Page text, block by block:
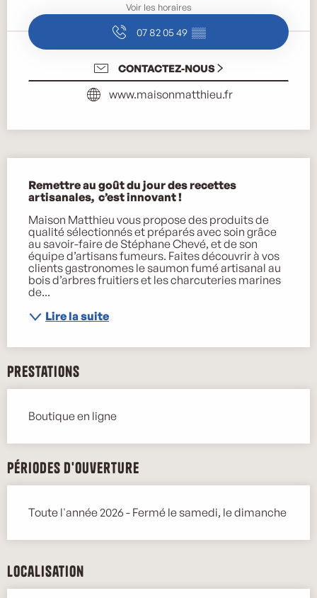
Voir les horaires
07 82 05 49 ▒▒
CONTACTEZ-NOUS
www.maisonmatthieu.fr
Remettre au goût du jour des recettes
artisanales,  c’est innovant !
Maison Matthieu vous propose des produits de
qualité sélectionnés et préparés avec soin grâce
au savoir-faire de Stéphane Chevé, et de son
équipe d’artisans fumeurs. Faites découvrir à vos
clients gastronomes le saumon fumé artisanal au
bois d’arbres fruitiers et les charcuteries marines
de...
Lire la suite
Prestations
Boutique en ligne
Périodes d'ouverture
Toute l'année 2026 - Fermé le samedi, le dimanche
Localisation